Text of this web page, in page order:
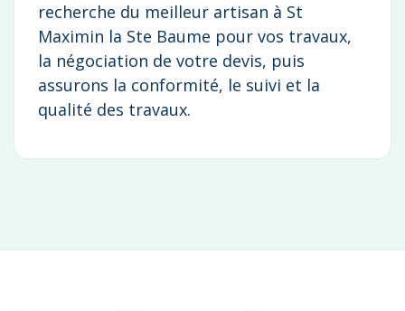
recherche du meilleur artisan à St
Maximin la Ste Baume pour vos travaux,
la négociation de votre devis, puis
assurons la conformité, le suivi et la
qualité des travaux.